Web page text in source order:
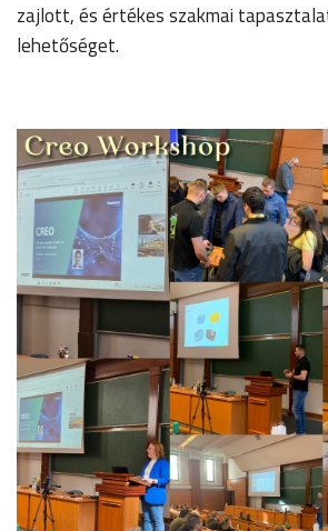
zajlott, és értékes szakmai
lehetőséget.